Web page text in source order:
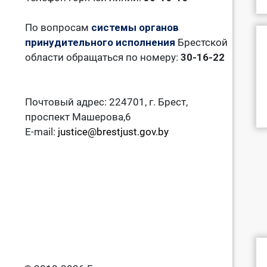
По вопросам системы органов
принудительного исполнения Брестской
области обращаться по номеру: 30-16-22
Почтовый адрес: 224701, г. Брест,
проспект Машерова,6
E-mail: justice@brestjust.gov.by